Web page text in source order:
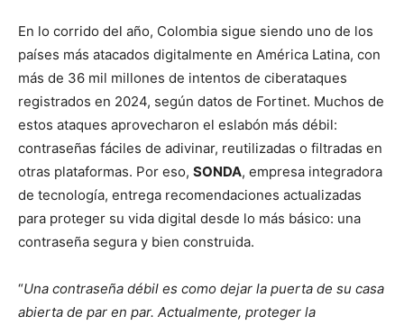
En lo corrido del año, Colombia sigue siendo uno de los
países más atacados digitalmente en América Latina, con
más de 36 mil millones de intentos de ciberataques
registrados en 2024, según datos de Fortinet. Muchos de
estos ataques aprovecharon el eslabón más débil:
contraseñas fáciles de adivinar, reutilizadas o filtradas en
otras plataformas. Por eso, SONDA, empresa integradora
de tecnología, entrega recomendaciones actualizadas
para proteger su vida digital desde lo más básico: una
contraseña segura y bien construida.
“Una contraseña débil es como dejar la puerta de su casa
abierta de par en par. Actualmente, proteger la